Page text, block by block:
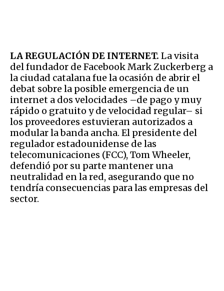
LA REGULACIÓN DE INTERNET. La visita
del fundador de Facebook Mark Zuckerberg a
la ciudad catalana fue la ocasión de abrir el
debat sobre la posible emergencia de un
internet a dos velocidades –de pago y muy
rápido o gratuito y de velocidad regular– si
los proveedores estuvieran autorizados a
modular la banda ancha. El presidente del
regulador estadounidense de las
telecomunicaciones (FCC), Tom Wheeler,
defendió por su parte mantener una
neutralidad en la red, asegurando que no
tendría consecuencias para las empresas del
sector.